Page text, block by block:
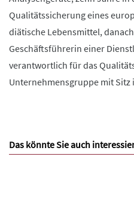
Qualitätssicherung eines
diätische Lebensmittel,
Geschäftsführerin einer
verantwortlich für das
Unternehmensgruppe mit Sitz
Das könnte Sie auch